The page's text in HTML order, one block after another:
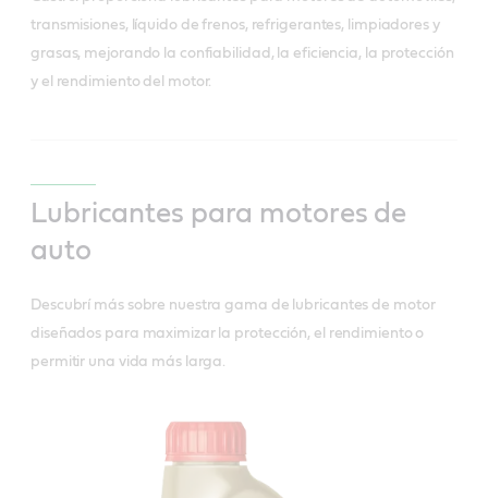
transmisiones, líquido de frenos, refrigerantes, limpiadores y
grasas, mejorando la confiabilidad, la eficiencia, la protección
y el rendimiento del motor.
Lubricantes para motores de
auto
Descubrí más sobre nuestra gama de lubricantes de motor
diseñados para maximizar la protección, el rendimiento o
permitir una vida más larga.